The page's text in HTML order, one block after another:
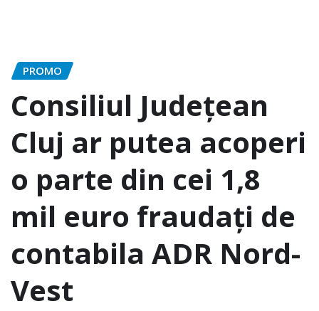
PROMO
Consiliul Judeţean
Cluj ar putea acoperi
o parte din cei 1,8
mil euro fraudaţi de
contabila ADR Nord-
Vest